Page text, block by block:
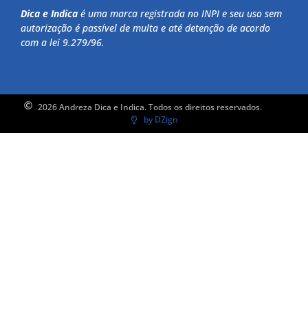
Dica e Indica é uma marca registrada no INPI e seu uso sem
autorização é passível de multa e até detenção de acordo
com a lei 9.279/96.
2026 Andreza Dica e Indica. Todos os direitos reservados.
by DZign